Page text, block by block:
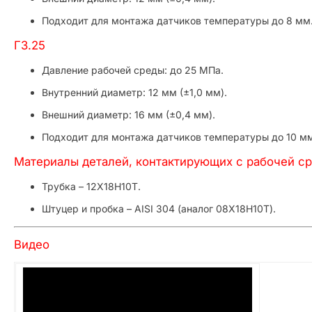
Подходит для монтажа датчиков температуры до 8 мм.
ГЗ.25
Давление рабочей среды: до 25 МПа.
Внутренний диаметр: 12 мм (±1,0 мм).
Внешний диаметр: 16 мм (±0,4 мм).
Подходит для монтажа датчиков температуры до 10
Материалы деталей, контактирующих с рабочей
Трубка – 12Х18Н10Т.
Штуцер и пробка – AISI 304 (аналог 08Х18Н10Т).
Видео